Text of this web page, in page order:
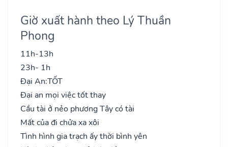
Giờ xuất hành theo Lý Thuần
Phong
11h-13h
23h- 1h
Đại An:TỐT
Đại an mọi việc tốt thay
Cầu tài ở nẻo phương Tây có tài
Mất của đi chửa xa xôi
Tình hình gia trạch ấy thời bình yên